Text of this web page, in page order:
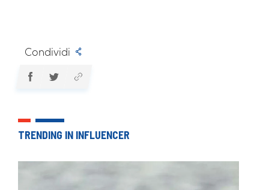
Condividi
TRENDING IN INFLUENCER